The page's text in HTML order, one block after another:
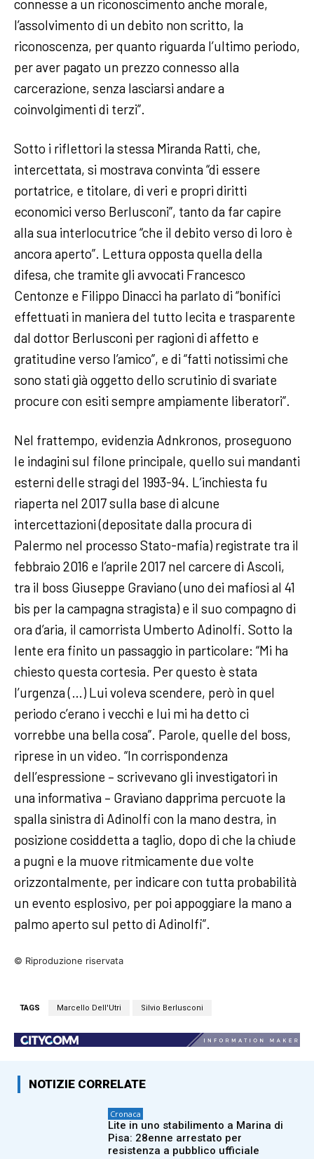
connesse a un riconoscimento anche morale,
l’assolvimento di un debito non scritto, la
riconoscenza, per quanto riguarda l’ultimo periodo,
per aver pagato un prezzo connesso alla
carcerazione, senza lasciarsi andare a
coinvolgimenti di terzi”.
Sotto i riflettori la stessa Miranda Ratti, che,
intercettata, si mostrava convinta “di essere
portatrice, e titolare, di veri e propri diritti
economici verso Berlusconi”, tanto da far capire
alla sua interlocutrice “che il debito verso di loro è
ancora aperto”. Lettura opposta quella della
difesa, che tramite gli avvocati Francesco
Centonze e Filippo Dinacci ha parlato di “bonifici
effettuati in maniera del tutto lecita e trasparente
dal dottor Berlusconi per ragioni di affetto e
gratitudine verso l’amico”, e di “fatti notissimi che
sono stati già oggetto dello scrutinio di svariate
procure con esiti sempre ampiamente liberatori”.
Nel frattempo, evidenzia Adnkronos, proseguono
le indagini sul filone principale, quello sui mandanti
esterni delle stragi del 1993-94. L’inchiesta fu
riaperta nel 2017 sulla base di alcune
intercettazioni (depositate dalla procura di
Palermo nel processo Stato-mafia) registrate tra il
febbraio 2016 e l’aprile 2017 nel carcere di Ascoli,
tra il boss Giuseppe Graviano (uno dei mafiosi al 41
bis per la campagna stragista) e il suo compagno di
ora d’aria, il camorrista Umberto Adinolfi. Sotto la
lente era finito un passaggio in particolare: “Mi ha
chiesto questa cortesia. Per questo è stata
l’urgenza (…) Lui voleva scendere, però in quel
periodo c’erano i vecchi e lui mi ha detto ci
vorrebbe una bella cosa”. Parole, quelle del boss,
riprese in un video. “In corrispondenza
dell’espressione – scrivevano gli investigatori in
una informativa – Graviano dapprima percuote la
spalla sinistra di Adinolfi con la mano destra, in
posizione cosiddetta a taglio, dopo di che la chiude
a pugni e la muove ritmicamente due volte
orizzontalmente, per indicare con tutta probabilità
un evento esplosivo, per poi appoggiare la mano a
palmo aperto sul petto di Adinolfi”.
© Riproduzione riservata
TAGS Marcello Dell'Utri Silvio Berlusconi
NOTIZIE CORRELATE
Cronaca
Lite in uno stabilimento a Marina di
Pisa: 28enne arrestato per
resistenza a pubblico ufficiale